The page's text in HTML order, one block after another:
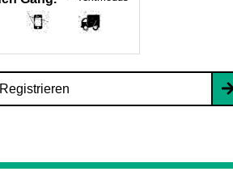
Registrieren